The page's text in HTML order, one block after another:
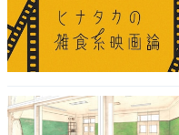
「落ち着いた温泉街
代女性／東京都）